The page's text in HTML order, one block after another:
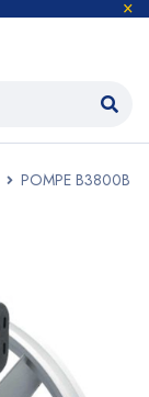
POMPE B3800B